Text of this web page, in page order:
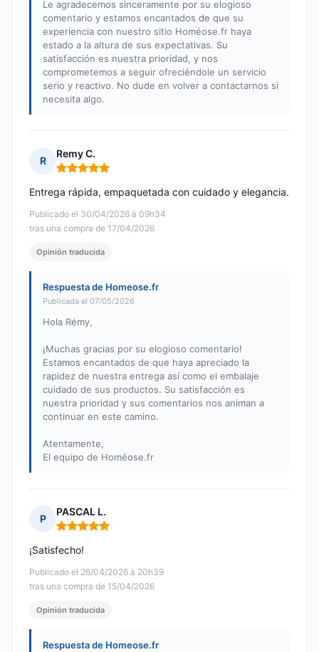
Le agradecemos sinceramente por su elogioso
comentario y estamos encantados de que su
experiencia con nuestro sitio Homéose.fr haya
estado a la altura de sus expectativas. Su
satisfacción es nuestra prioridad, y nos
comprometemos a seguir ofreciéndole un servicio
serio y reactivo. No dude en volver a contactarnos si
necesita algo.
R
Remy C.
Nota: 5 de 5
Publicado el 30/04/2026 à 09h34
tras una compra de 17/04/2026
Entrega rápida, empaquetada con cuidado y elegancia.
Opinión traducida
Respuesta de Homeose.fr
Publicada el 07/05/2026
Hola Rémy,
¡Muchas gracias por su elogioso comentario!
Estamos encantados de que haya apreciado la
rapidez de nuestra entrega así como el embalaje
cuidado de sus productos. Su satisfacción es
nuestra prioridad y sus comentarios nos animan a
continuar en este camino.
Atentamente,
El equipo de Homéose.fr
P
PASCAL L.
Nota: 5 de 5
Publicado el 26/04/2026 à 20h39
tras una compra de 15/04/2026
¡Satisfecho!
Opinión traducida
Respuesta de Homeose.fr